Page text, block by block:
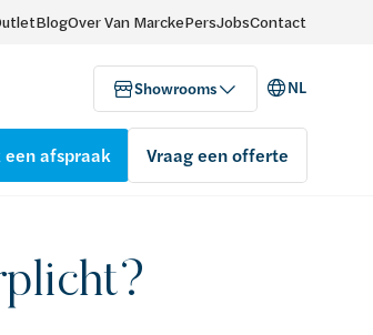
BlogOver Van MarckePersJobsContact
Showrooms NL
een afspraak Vraag een offerte